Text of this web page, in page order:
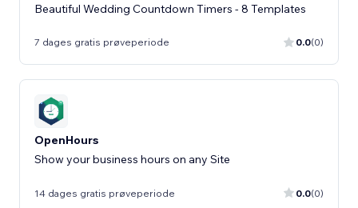
Beautiful Wedding Countdown Timers - 8 Templates
7 dages gratis prøveperiode 0.0(0)
OpenHours
Show your business hours on any Site
14 dages gratis prøveperiode 0.0(0)